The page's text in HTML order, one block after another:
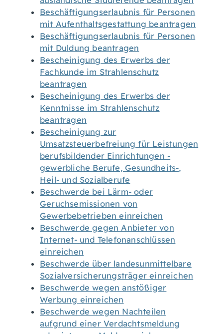
Beschäftigungserlaubnis für Personen
mit Aufenthaltsgestattung beantragen
Beschäftigungserlaubnis für Personen
mit Duldung beantragen
Bescheinigung des Erwerbs der
Fachkunde im Strahlenschutz
beantragen
Bescheinigung des Erwerbs der
Kenntnisse im Strahlenschutz
beantragen
Bescheinigung zur
Umsatzsteuerbefreiung für Leistungen
berufsbildender Einrichtungen -
gewerbliche Berufe, Gesundheits-,
Heil- und Sozialberufe
Beschwerde bei Lärm- oder
Geruchsemissionen von
Gewerbebetrieben einreichen
Beschwerde gegen Anbieter von
Internet- und Telefonanschlüssen
einreichen
Beschwerde über landesunmittelbare
Sozialversicherungsträger einreichen
Beschwerde wegen anstößiger
Werbung einreichen
Beschwerde wegen Nachteilen
aufgrund einer Verdachtsmeldung